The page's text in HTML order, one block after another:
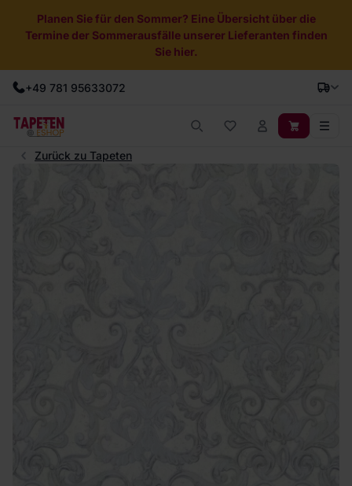
Planen Sie für den Sommer? Eine Übersicht über die
Termine der Sommerausfälle unserer Lieferanten finden
Sie hier.
+49 781 95633072
Zurück zu Tapeten